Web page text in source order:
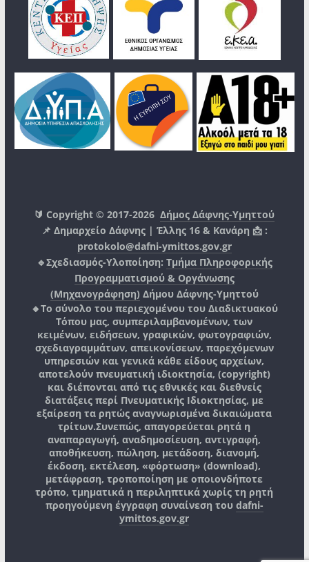
🔰 Copyright © 2017-2026Δήμος Δάφνης-Υμηττού
📌 Δημαρχείο Δάφνης | Έλλης 16 & Κανάρη 📩 :
protokolo@dafni-ymittos.gov.gr
🔹Σχεδιασμός-Υλοποίηση: Τμήμα Πληροφορικής
Προγραμματισμού & Οργάνωσης
(Μηχανογράφηση) Δήμου Δάφνης-Υμηττού
🔸Το σύνολο του περιεχομένου του Διαδικτυακού
Τόπου μας, συμπεριλαμβανομένων, των
κειμένων, ειδήσεων, γραφικών, φωτογραφιών,
σχεδιαγραμμάτων, απεικονίσεων, παρεχόμενων
υπηρεσιών και γενικά κάθε είδους αρχείων,
αποτελούν πνευματική ιδιοκτησία, (copyright)
και διέπονται από τις εθνικές και διεθνείς
διατάξεις περί Πνευματικής Ιδιοκτησίας, με
εξαίρεση τα ρητώς αναγνωρισμένα δικαιώματα
τρίτων.Συνεπώς, απαγορεύεται ρητά η
αναπαραγωγή, αναδημοσίευση, αντιγραφή,
αποθήκευση, πώληση, μετάδοση, διανομή,
έκδοση, εκτέλεση, «φόρτωση» (download),
μετάφραση, τροποποίηση με οποιονδήποτε
τρόπο, τμηματικά η περιληπτικά χωρίς τη ρητή
προηγούμενη έγγραφη συναίνεση του dafni-
ymittos.gov.gr